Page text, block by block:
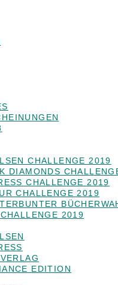
CHALLENGE 2019
DIAMONDS
CHALLENGE 2019
CHALLENGE 2019
2019
EDITION